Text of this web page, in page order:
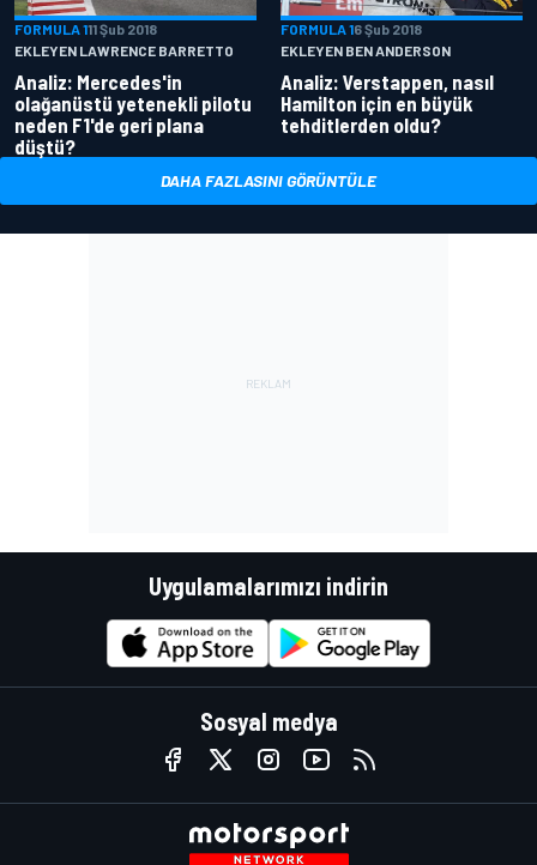
FORMULA 111 Şub 2018
EKLEYEN LAWRENCE BARRETTO
Analiz: Mercedes'in
olağanüstü yetenekli pilotu
neden F1'de geri plana
düştü?
FORMULA 16 Şub 2018
EKLEYEN BEN ANDERSON
Analiz: Verstappen, nasıl
Hamilton için en büyük
tehditlerden oldu?
DAHA FAZLASINI GÖRÜNTÜLE
Uygulamalarımızı indirin
Sosyal medya